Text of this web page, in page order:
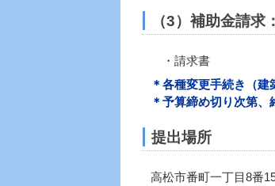
（3）補助金請
・請求書
＊各種変更手続き（
＊予算締め切り次第、
提出場所
高松市番町一丁目8番